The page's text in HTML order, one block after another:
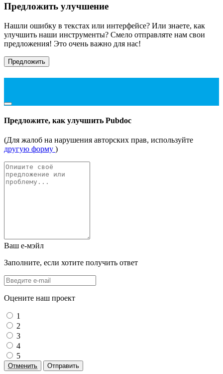
Предложить улучшение
Нашли ошибку в текстах или интерфейсе? Или знаете, как
улучшить наши инструменты? Смело отправляте нам свои
предложения! Это очень важно для нас!
Предложить
Предложите, как улучшить Pubdoc
(Для жалоб на нарушения авторских прав, используйте
другую форму )
Ваш е-мэйл
Заполните, если хотите получить ответ
Оцените наш проект
1
2
3
4
5
Отменить Отправить